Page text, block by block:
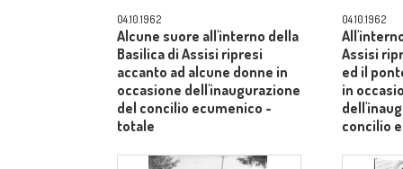
04.10.1962
Alcune suore all'interno della
Basilica di Assisi ripresi
accanto ad alcune donne in
occasione dell'inaugurazione
del concilio ecumenico -
totale
04.10.1962
Assisi
ed il
in
concilio